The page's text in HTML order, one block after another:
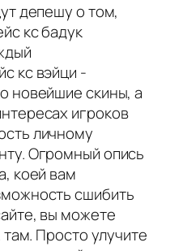
депешу о том,
кс бадук
кс вэйци -
новейшие скины, а
игроков
личному
Огромный опись
коей вам
сшибить
вы можете
Просто улучите